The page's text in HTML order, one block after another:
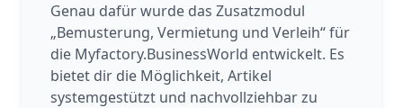
Genau dafür wurde das Zusatzmodul
„Bemusterung, Vermietung und Verleih“ für
die Myfactory.BusinessWorld entwickelt. Es
bietet dir die Möglichkeit, Artikel
systemgestützt und nachvollziehbar zu